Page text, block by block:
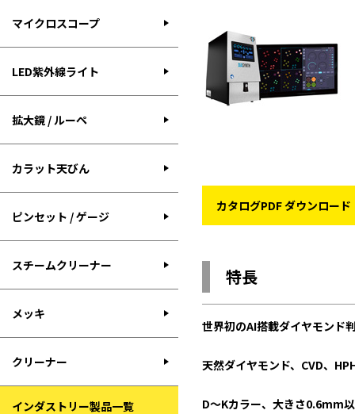
マイクロスコープ
LED紫外線ライト
拡大鏡 / ルーペ
カラット天びん
ピンセット / ゲージ
スチームクリーナー
メッキ
クリーナー
インダストリー製品一覧
カタログPDF ダウンロード
特長
世界初のAI搭載ダイヤモンド
天然ダイヤモンド、CVD、
D～Kカラー、大きさ0.6mm